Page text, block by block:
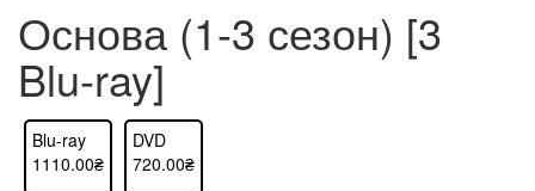
Основа (1-3 сезон) [3
Blu-ray]
Blu-ray
1110.00₴
DVD
720.00₴